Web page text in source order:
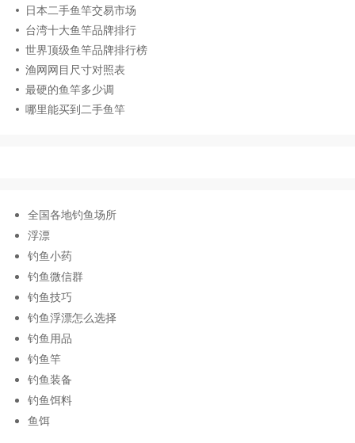
日本二手鱼竿交易市场
台湾十大鱼竿品牌排行
世界顶级鱼竿品牌排行榜
渔网网目尺寸对照表
最硬的鱼竿多少调
哪里能买到二手鱼竿
全国各地钓鱼场所
浮漂
钓鱼小药
钓鱼微信群
钓鱼技巧
钓鱼浮漂怎么选择
钓鱼用品
钓鱼竿
钓鱼装备
钓鱼饵料
鱼饵